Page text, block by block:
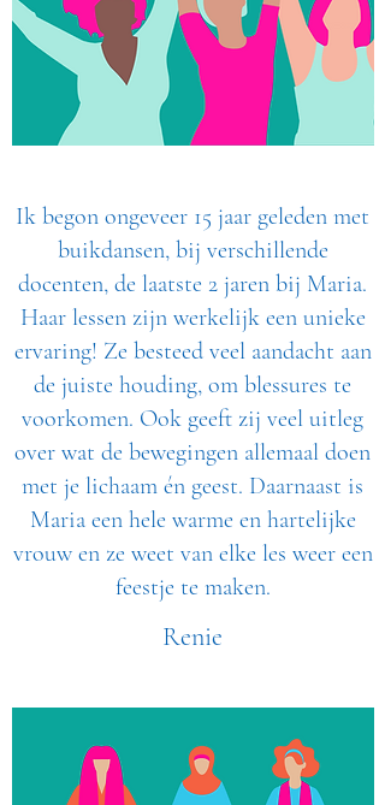
Ik begon ongeveer 15 jaar geleden met
buikdansen, bij verschillende
docenten, de laatste 2 jaren bij Maria.
Haar lessen zijn werkelijk een unieke
ervaring! Ze besteed veel aandacht aan
de juiste houding, om blessures te
voorkomen. Ook geeft zij veel uitleg
over wat de bewegingen allemaal doen
met je lichaam én geest. Daarnaast is
Maria een hele warme en hartelijke
vrouw en ze weet van elke les weer een
feestje te maken.
Renie